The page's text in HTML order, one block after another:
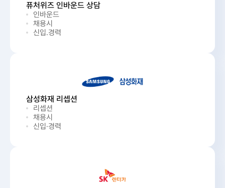
퓨처위즈 인바운드 상담
인바운드
채용시
신입.경력
삼성화재 리셉션
리셉션
채용시
신입·경력